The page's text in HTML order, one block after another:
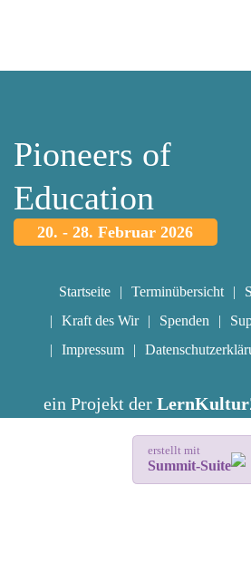
Pioneers of
Education
20. - 28. Februar 2026
Startseite Terminübersicht
Kraft des Wir
Spenden
Impressum
ein Projekt der
erstellt mit
Summit-Suite